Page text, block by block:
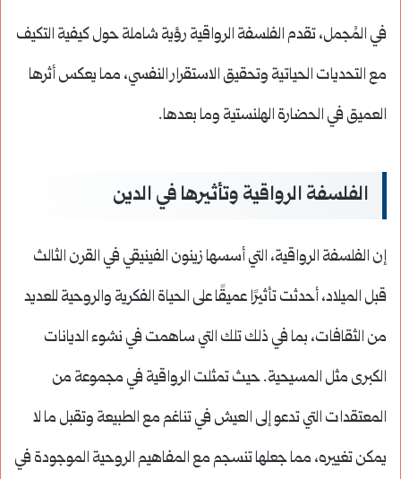
في المُجمل، تقدم الفلسفة الرواقية رؤية شاملة حول كيفية التكيف
مع التحديات الحياتية وتحقيق الاستقرار النفسي، مما يعكس أثرها
العميق في الحضارة الهلنستية وما بعدها.
الفلسفة الرواقية وتأثيرها في الدين
إن الفلسفة الرواقية، التي أسسها زينون الفينيقي في القرن الثالث
قبل الميلاد، أحدثت تأثيرًا عميقًا على الحياة الفكرية والروحية للعديد
من الثقافات، بما في ذلك تلك التي ساهمت في نشوء الديانات
الكبرى مثل المسيحية. حيث تمثلت الرواقية في مجموعة من
المعتقدات التي تدعو إلى العيش في تناغم مع الطبيعة وتقبل ما لا
يمكن تغييره، مما جعلها تنسجم مع المفاهيم الروحية الموجودة في